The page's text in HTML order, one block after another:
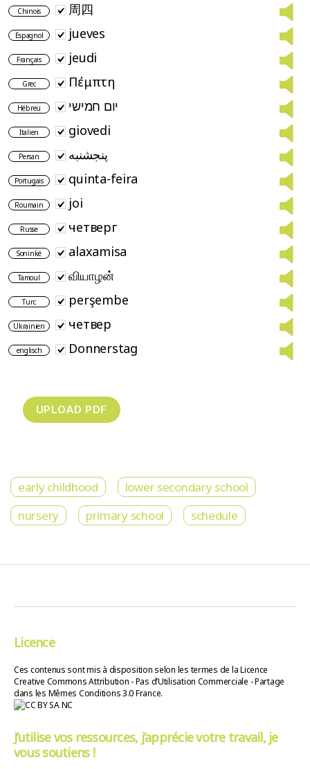
Chinois 周四
Espagnol jueves
Français jeudi
Grec Πέμπτη
Hébreu יום חמישי
Italien giovedi
Persan پنجشنبه
Portugais quinta-feira
Roumain joi
Russe четверг
Soninké alaxamisa
Tamoul வியாழன்
Turc perşembe
Ukrainien четвер
englisch Donnerstag
early childhood
lower secondary school
nursery
primary school schedule
Licence
Ces contenus sont mis à disposition selon les termes de la Licence
Creative Commons Attribution - Pas d’Utilisation Commerciale - Partage
dans les Mêmes Conditions 3.0 France.
J’utilise vos ressources, j’apprécie votre travail, je
vous soutiens !